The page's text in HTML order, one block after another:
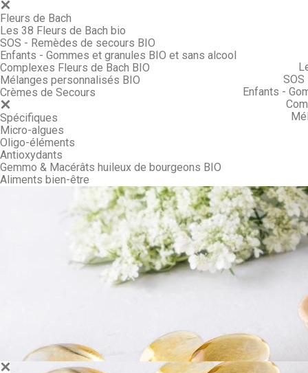
Fleurs de Bach
Les 38 Fleurs de Bach bio
SOS - Remèdes de secours BIO
Enfants - Gommes et granules BIO et sans alcool
Complexes Fleurs de Bach BIO
Mélanges personnalisés BIO
Crèmes de Secours
Spécifiques
Micro-algues
Oligo-éléments
Antioxydants
Gemmo & Macérâts huileux de bourgeons BIO
Aliments bien-être
Enfants -
Gemmo &